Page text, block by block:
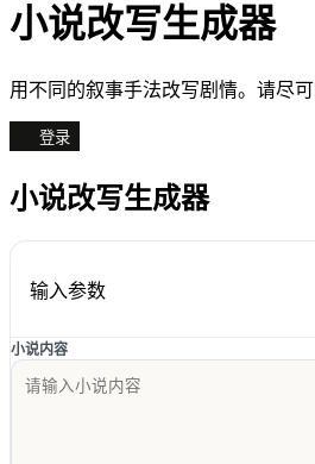
小说改写生成器
用不同的叙事手法改写剧情。请尽
登录
小说改写生成器
输入参数
小说内容